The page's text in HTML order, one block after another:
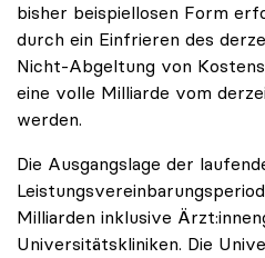
bisher beispiellosen Form
durch ein Einfrieren des
Nicht-Abgeltung von
eine volle Milliarde vom
werden.
Die Ausgangslage der
Milliarden inklusive
Universitätskliniken. Die